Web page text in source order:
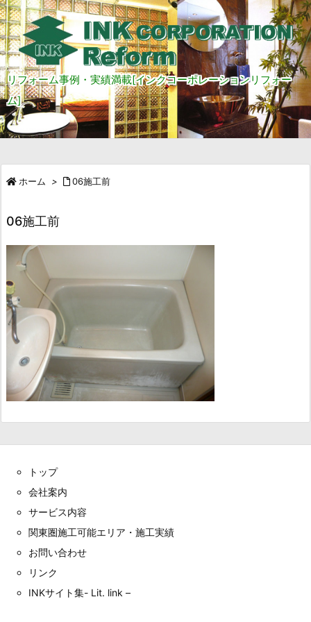
リフォーム事例・実績満載[インクコーポレーションリフォー
ム]
ホーム > 06施工前
06施工前
トップ
会社案内
サービス内容
関東圏施工可能エリア・施工実績
お問い合わせ
リンク
INKサイト集- Lit. link –